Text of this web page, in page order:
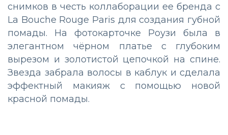
снимков в честь коллаборации ее бренда с
La Bouche Rouge Paris для создания губной
помады. На фотокарточке Роузи была в
элегантном чёрном платье с глубоким
вырезом и золотистой цепочкой на спине.
Звезда забрала волосы в каблук и сделала
эффектный макияж с помощью новой
красной помады.